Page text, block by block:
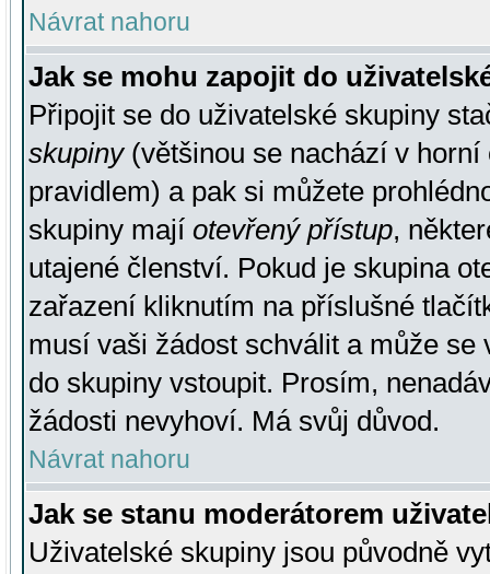
Návrat nahoru
Jak se mohu zapojit do
Připojit se do uživatelské skupiny
skupiny(většinou se nachází v horní
pravidlem) a pak si můžete
skupiny mají otevřený přístup,
utajené členství. Pokud je skupina
zařazení kliknutím na příslušné
musí vaši žádost schválit a může se
do skupiny vstoupit. Prosím,
žádosti nevyhoví. Má svůj důvod.
Návrat nahoru
Jak se stanu moderátorem
Uživatelské skupiny jsou původně